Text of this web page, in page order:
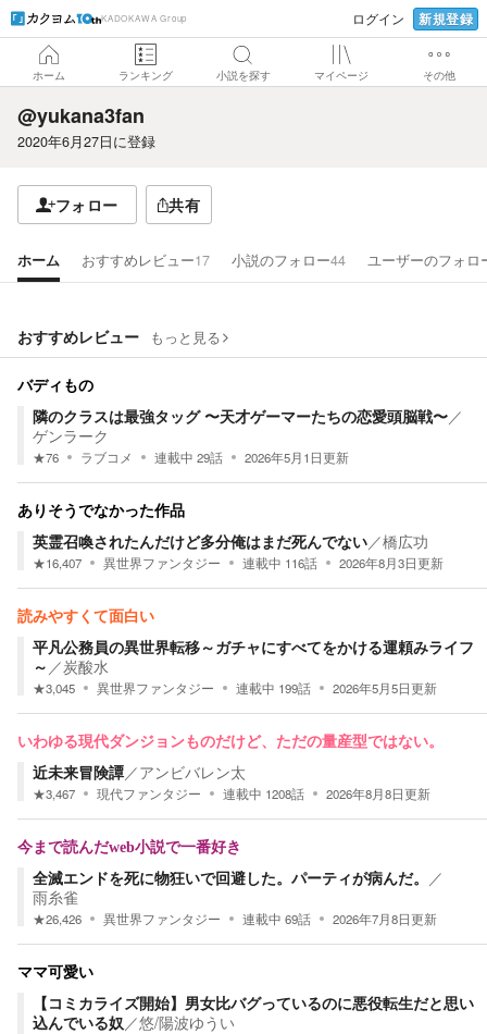
KADOKAWA Group ログイン 新規登録
ホーム ランキング 小説を探す マイページ その他
@yukana3fan
2020年6月27日に登録
フォロー 共有
ホーム おすすめレビュー17 小説のフォロー44 ユーザーのフォロ
おすすめレビュー もっと見る
バディもの
隣のクラスは最強タッグ 〜天才ゲーマーたちの恋愛頭脳戦〜／
ゲンラーク
★76 ラブコメ 連載中 29話 2026年5月1日更新
ありそうでなかった作品
英霊召喚されたんだけど多分俺はまだ死んでない／橋広功
★16,407 異世界ファンタジー 連載中 116話 2026年8月3日更新
読みやすくて面白い
平凡公務員の異世界転移～ガチャにすべてをかける運頼みライフ
～ ／炭酸水
★3,045 異世界ファンタジー 連載中 199話 2026年5月5日更新
いわゆる現代ダンジョンものだけど、ただの量産型ではない。
近未来冒険譚／アンビバレン太
★3,467 現代ファンタジー 連載中 1208話 2026年8月8日更新
今まで読んだweb小説で一番好き
全滅エンドを死に物狂いで回避した。パーティが病んだ。 ／
雨糸雀
★26,426 異世界ファンタジー 連載中 69話 2026年7月8日更新
ママ可愛い
【コミカライズ開始】男女比バグっているのに悪役転生だと思い
込んでいる奴／悠/陽波ゆうい